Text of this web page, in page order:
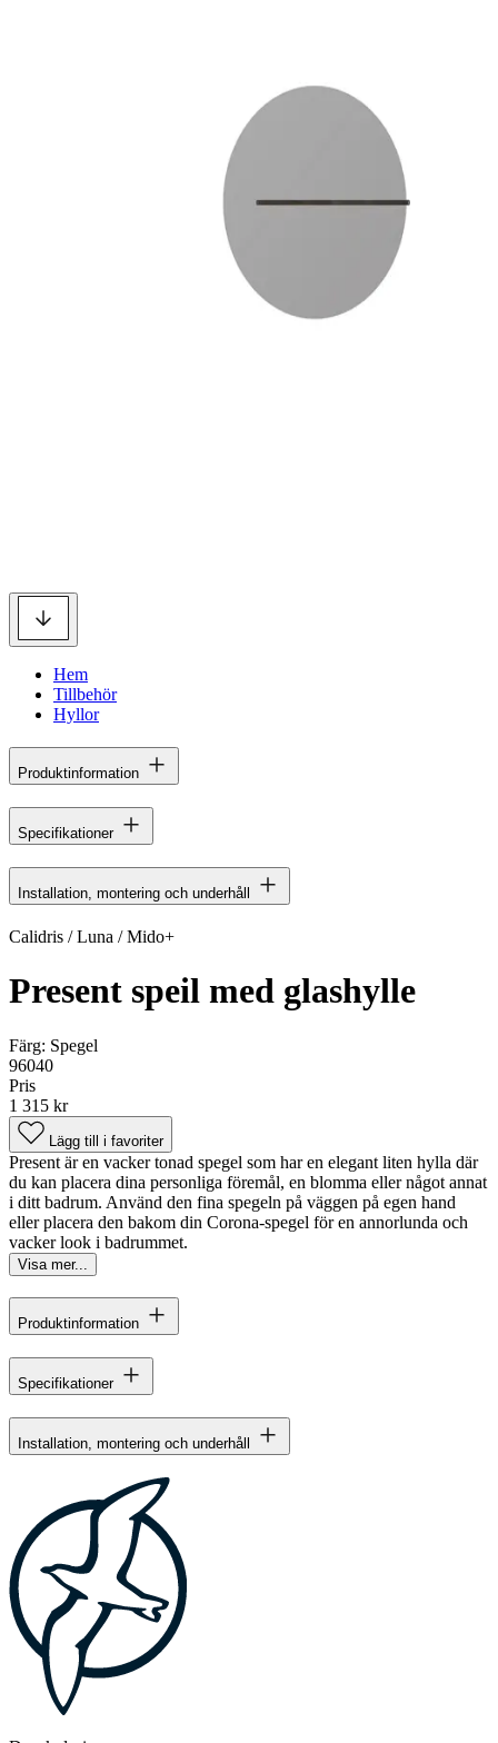
Hem
Tillbehör
Hyllor
Produktinformation
Specifikationer
Installation, montering och underhåll
Calidris / Luna / Mido+
Present speil med glashylle
Färg: Spegel
96040
Pris
1 315 kr
Lägg till i favoriter
Present är en vacker tonad spegel som har en elegant liten hylla där
du kan placera dina personliga föremål, en blomma eller något annat
i ditt badrum. Använd den fina spegeln på väggen på egen hand
eller placera den bakom din Corona-spegel för en annorlunda och
vacker look i badrummet.
Visa mer...
Produktinformation
Specifikationer
Installation, montering och underhåll